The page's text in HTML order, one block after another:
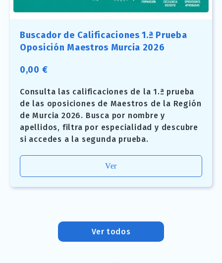
Buscador de Calificaciones 1.ª Prueba
Oposición Maestros Murcia 2026
0,00 €
Consulta las calificaciones de la 1.ª prueba
de las oposiciones de Maestros de la Región
de Murcia 2026. Busca por nombre y
apellidos, filtra por especialidad y descubre
si accedes a la segunda prueba.
Ver
Ver todos